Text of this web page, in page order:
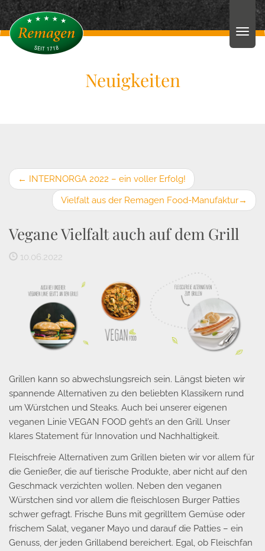
Neuigkeiten
← INTERNORGA 2022 – ein voller Erfolg!
Vielfalt aus der Remagen Food-Manufaktur→
Vegane Vielfalt auch auf dem Grill
10.06.2022
Grillen kann so abwechslungsreich sein. Längst bieten wir
spannende Alternativen zu den beliebten Klassikern rund
um Würstchen und Steaks. Auch bei unserer eigenen
veganen Linie VEGAN FOOD geht’s an den Grill. Unser
klares Statement für Innovation und Nachhaltigkeit.
Fleischfreie Alternativen zum Grillen bieten wir vor allem für
die Genießer, die auf tierische Produkte, aber nicht auf den
Geschmack verzichten wollen. Neben den veganen
Würstchen sind vor allem die fleischlosen Burger Patties
schwer gefragt. Frische Buns mit gegrilltem Gemüse oder
frischem Salat, veganer Mayo und darauf die Patties – ein
Genuss, der jeden Grillabend bereichert. Egal, ob Fleischfan